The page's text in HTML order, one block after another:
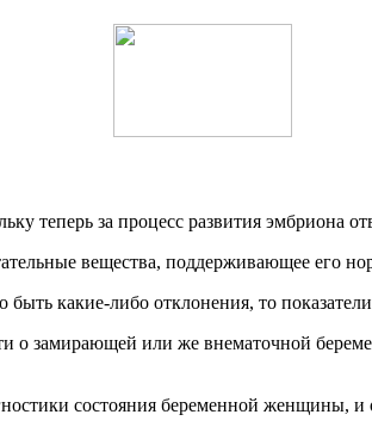
теперь за процесс развития эмбриона
вещества, поддерживающее его
быть какие-либо отклонения, то
замирающей или же внематочной
состояния беременной женщины, и